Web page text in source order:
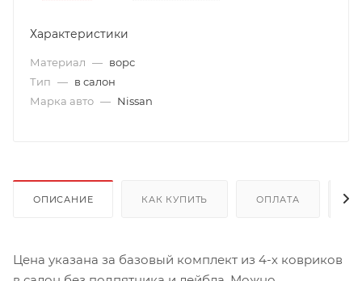
Характеристики
Материал — ворс
Тип — в салон
Марка авто — Nissan
ОПИСАНИЕ КАК КУПИТЬ ОПЛАТА
Цена указана за базовый комплект из 4-х ковриков